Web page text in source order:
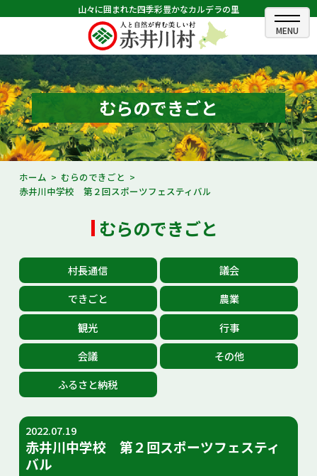
山々に囲まれた四季彩豊かなカルデラの里
ホーム
むらのできごと
むらのプロフィール
くらしの情報
村長室
観光・イベント情報
あかいがわ広報
お問い合せ
Select Language▼
むらのできごと
ホーム
むらのできごと
赤井川中学校 第２回スポーツフェスティバル
むらのできごと
村長通信
議会
できごと
農業
観光
行事
会議
その他
ふるさと納税
2022.07.19
赤井川中学校 第２回スポーツフェスティ
バル